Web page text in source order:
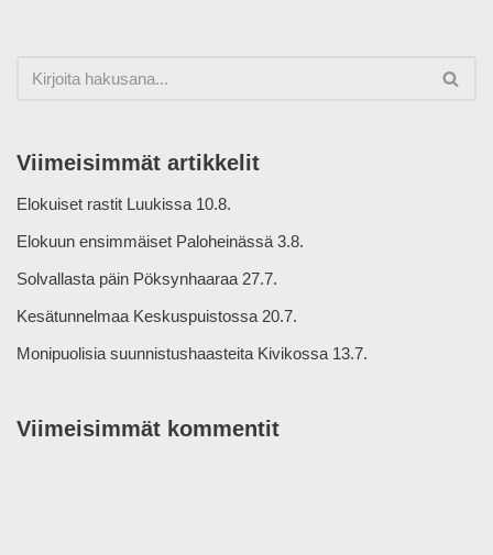
Viimeisimmät artikkelit
Elokuiset rastit Luukissa 10.8.
Elokuun ensimmäiset Paloheinässä 3.8.
Solvallasta päin Pöksynhaaraa 27.7.
Kesätunnelmaa Keskuspuistossa 20.7.
Monipuolisia suunnistushaasteita Kivikossa 13.7.
Viimeisimmät kommentit